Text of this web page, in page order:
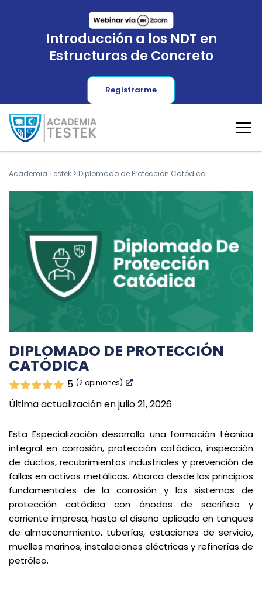
Introducción a los NDT en
Estructuras de Concreto
Registrarme
Academia Testek > Diplomado de Protección Catódica
DIPLOMADO DE PROTECCIÓN
CATÓDICA
5 (2 opiniones)
Última actualización en julio 21, 2026
Esta Especialización desarrolla una formación técnica
integral en corrosión, protección catódica, inspección
de ductos, recubrimientos industriales y prevención de
fallas en activos metálicos. Abarca desde los principios
fundamentales de la corrosión y los sistemas de
protección catódica con ánodos de sacrificio y
corriente impresa, hasta el diseño aplicado en tanques
de almacenamiento, tuberías, estaciones de servicio,
muelles marinos, instalaciones eléctricas y refinerías de
petróleo.